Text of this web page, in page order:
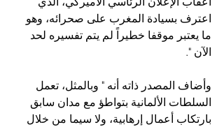
اعترف بسيادة المغرب على صحرائه، وهو
ما يعتبر موقفا خطيراً لم يتم تفسيره لحد
الآن ".
وأضاف المصدر ذاته أنه " وبالمثل، تعمل
السلطات الألمانية بتواطؤ مع مدان سابق
بارتكاب أعمال إرهابية، ولا سيما من خلال